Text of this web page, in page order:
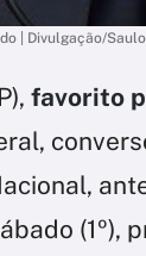
| Divulgação/
favorito
(1º),